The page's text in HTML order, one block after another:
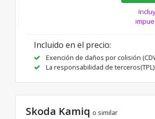
Incluido en el precio:
Exención de daños por colisión
La responsabilidad de terceros(TPL)
Skoda Kamiq o similar